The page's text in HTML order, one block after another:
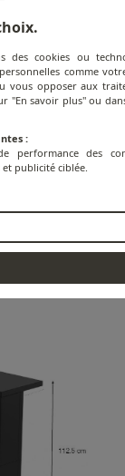
des cookies ou
comme
vous opposer aux
"En savoir plus" ou
:
performance des
publicité ciblée.